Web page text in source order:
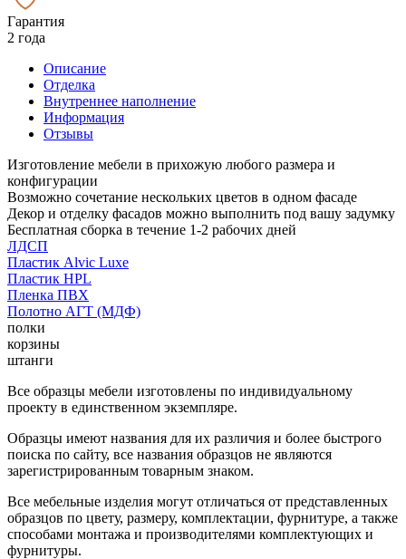
Гарантия
2 года
Описание
Отделка
Внутреннее наполнение
Информация
Отзывы
Изготовление мебели в прихожую любого размера и
конфигурации
Возможно сочетание нескольких цветов в одном фасаде
Декор и отделку фасадов можно выполнить под вашу задумку
Бесплатная сборка в течение 1-2 рабочих дней
ЛДСП
Пластик Alvic Luxe
Пластик HPL
Пленка ПВХ
Полотно АГТ (МДФ)
полки
корзины
штанги
Все образцы мебели изготовлены по индивидуальному
проекту в единственном экземпляре.
Образцы имеют названия для их различия и более быстрого
поиска по сайту, все названия образцов не являются
зарегистрированным товарным знаком.
Все мебельные изделия могут отличаться от представленных
образцов по цвету, размеру, комплектации, фурнитуре, а также
способами монтажа и производителями комплектующих и
фурнитуры.